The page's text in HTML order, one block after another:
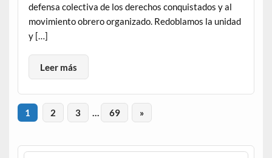
defensa colectiva de los derechos conquistados y al
movimiento obrero organizado. Redoblamos la unidad
y […]
Leer más
1 2 3 … 69 »